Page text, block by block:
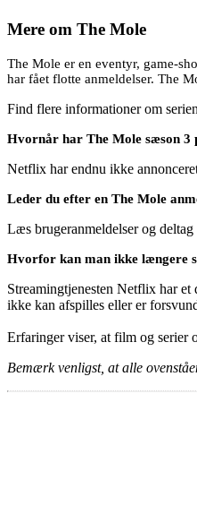
Mere om The Mole
The Mole er en eventyr, game-
har fået flotte anmeldelser. The
Find flere informationer om
Hvornår har The Mole sæson 3
Netflix har endnu ikke
Leder du efter en The Mole
Læs brugeranmeldelser og
Hvorfor kan man ikke længere
Streamingtjenesten Netflix har
ikke kan afspilles eller er
Erfaringer viser, at film og serier
Bemærk venligst, at alle